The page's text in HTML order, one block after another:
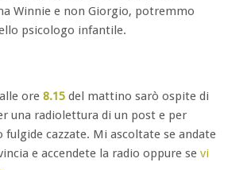
Winnie e non Giorgio, potremmo
psicologo infantile.
ore 8.15del mattino sarò ospite di
una radiolettura di un post e per
fulgide cazzate. Mi ascoltate se andate
e accendete la radio oppure se vi